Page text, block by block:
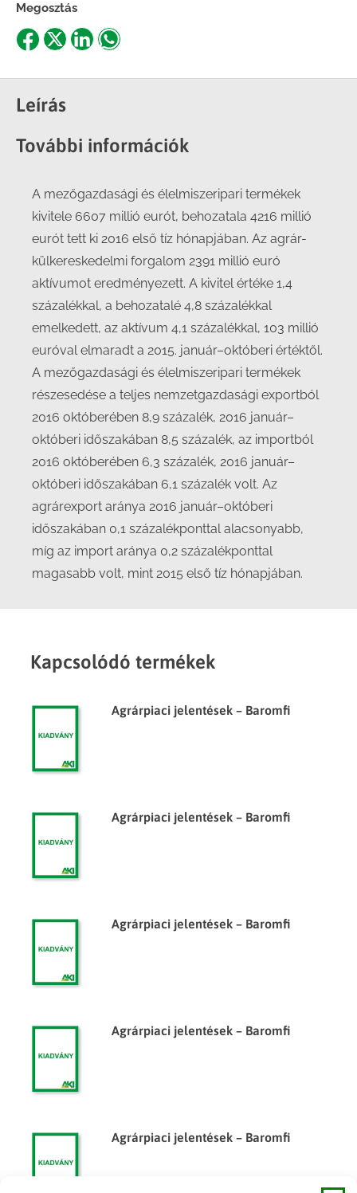
Megosztás
Share
Facebook
Share
X
ShareShare
Leírás
További információk
A mezőgazdasági és élelmiszeripari termékek
kivitele 6607 millió eurót, behozatala 4216 millió
eurót tett ki 2016 első tíz hónapjában. Az agrár-
külkereskedelmi forgalom 2391 millió euró
aktívumot eredményezett. A kivitel értéke 1,4
százalékkal, a behozatalé 4,8 százalékkal
emelkedett, az aktívum 4,1 százalékkal, 103 millió
euróval elmaradt a 2015. január–októberi értéktől.
A mezőgazdasági és élelmiszeripari termékek
részesedése a teljes nemzetgazdasági exportból
2016 októberében 8,9 százalék, 2016 január–
októberi időszakában 8,5 százalék, az importból
2016 októberében 6,3 százalék, 2016 január–
októberi időszakában 6,1 százalék volt. Az
agrárexport aránya 2016 január–októberi
időszakában 0,1 százalékponttal alacsonyabb,
míg az import aránya 0,2 százalékponttal
magasabb volt, mint 2015 első tíz hónapjában.
Kapcsolódó termékek
Agrárpiaci jelentések – Baromfi
Agrárpiaci jelentések – Baromfi
Agrárpiaci jelentések – Baromfi
Agrárpiaci jelentések – Baromfi
Agrárpiaci jelentések – Baromfi